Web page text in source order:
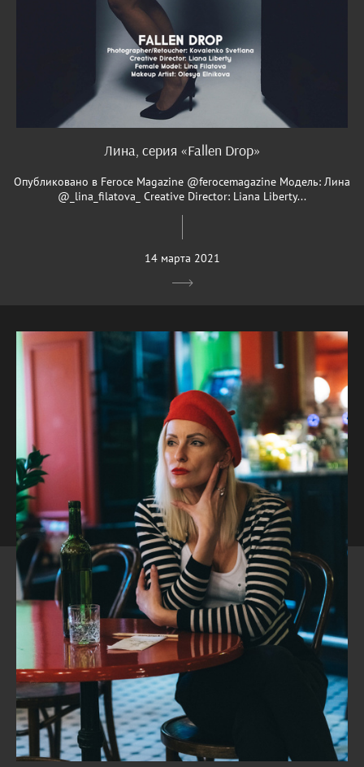
Лина, серия «Fallen Drop»
Опубликовано в Feroce Magazine @ferocemagazine Модель: Лина
@_lina_filatova_ Creative Director: Liana Liberty...
14 марта 2021